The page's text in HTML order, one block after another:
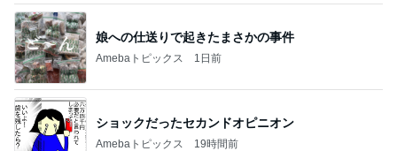
娘への仕送りで起きたまさかの事件
Amebaトピックス 1日前
ショックだったセカンドオピニオン
Amebaトピックス 19時間前